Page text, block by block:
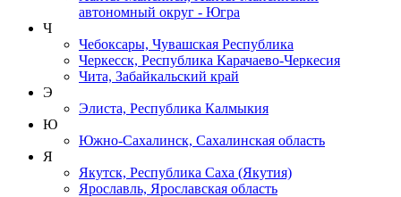
автономный округ - Югра
Ч
Чебоксары, Чувашская Республика
Черкесск, Республика Карачаево-Черкесия
Чита, Забайкальский край
Э
Элиста, Республика Калмыкия
Ю
Южно-Сахалинск, Сахалинская область
Я
Якутск, Республика Саха (Якутия)
Ярославль, Ярославская область